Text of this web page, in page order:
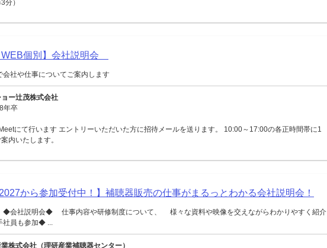
分）
WEB個別】会社説明会
会社や仕事についてご案内します
ー辻茂株式会社
年卒
にて行います エントリーいただいた方に招待メールを送ります。 10:00～17:00の各正時間帯に1
内いたします。
2027から参加受付中！】補聴器販売の仕事がまるっとわかる会社説明会！
◆会社説明会◆ 仕事内容や研修制度について、 様々な資料や映像を交えながらわかりやすく紹介
社員も参加◆ ...
株式会社（理研産業補聴器センター）